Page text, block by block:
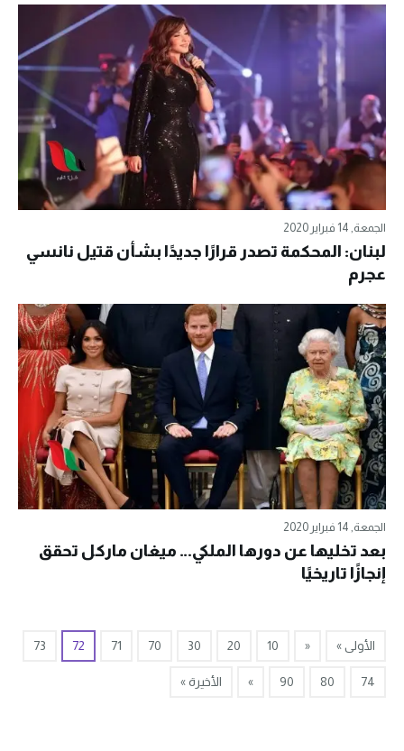
الجمعة, 14 فبراير 2020
لبنان: المحكمة تصدر قرارًا جديدًا بشأن قتيل نانسي
عجرم
الجمعة, 14 فبراير 2020
بعد تخليها عن دورها الملكي… ميغان ماركل تحقق
إنجازًا تاريخيًا
الأولى » «
10
20
30
70
71
72
73
74
80
90
» الأخيرة »